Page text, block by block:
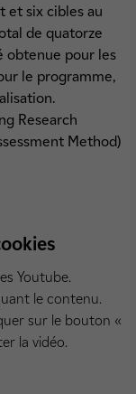
et six cibles au
de quatorze
obtenue pour les
le programme,
Research
Method)
Youtube.
le contenu.
sur le bouton «
la vidéo.